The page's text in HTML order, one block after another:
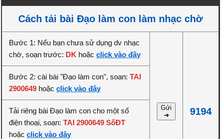
Cách tải bài Đạo làm con làm nhạc chờ
Bước 1: Nếu bạn chưa sử dụng dv nhạc
chờ, soạn trước: DK hoặcclick vào đây
Gửi
➔
9194
Bước 2: cài bài "Đạo làm con", soạn:TAI
2900649 hoặcclick vào đây
Tải riêng bài Đạo làm con cho một số
điện thoại, soạn:TAI 2900649 SốĐT
hoặcclick vào đây